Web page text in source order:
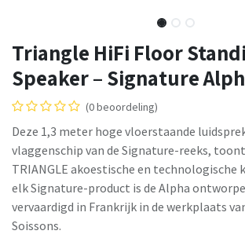
Triangle HiFi Floor
Speaker – Signature
(0 beoordeling)
Deze 1,3 meter hoge vloerstaande
vlaggenschip van de Signature-reeks,
TRIANGLE akoestische en technologische
elk Signature-product is de Alpha
vervaardigd in Frankrijk in de werkplaats
Soissons.